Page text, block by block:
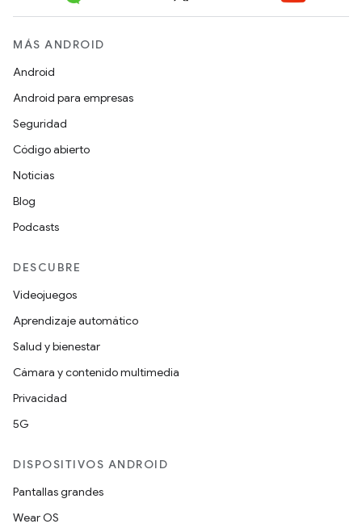
MÁS ANDROID
Android
Android para empresas
Seguridad
Código abierto
Noticias
Blog
Podcasts
DESCUBRE
Videojuegos
Aprendizaje automático
Salud y bienestar
Cámara y contenido multimedia
Privacidad
5G
DISPOSITIVOS ANDROID
Pantallas grandes
Wear OS